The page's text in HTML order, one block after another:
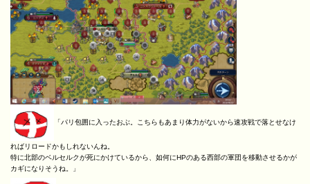
「パリ包囲に入ったおぶ。こちらもあまり体力がないから速攻戦で落とせなけ
ればリロードかもしれないんね。
特に北部のベルセルクが死にかけているから、如何にHPのある西部の軍団を移動させるかが
カギになりそうね。」